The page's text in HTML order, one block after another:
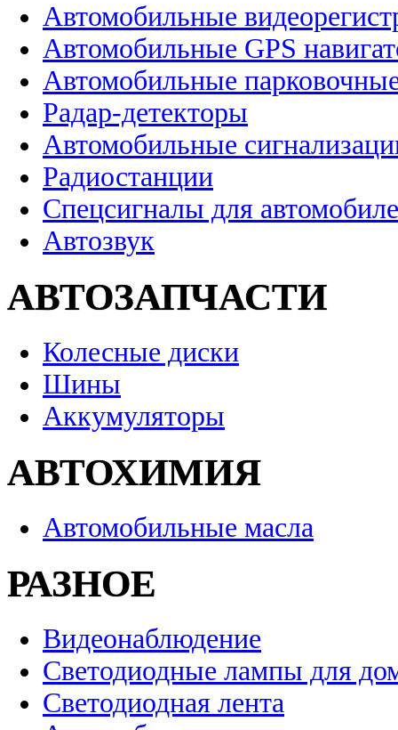
Автомобильные
Автомобильные GPS
Автомобильные
Радар-детекторы
Автомобильные
Радиостанции
Спецсигналы для
Автозвук
АВТОЗАПЧАСТИ
Колесные диски
Шины
Аккумуляторы
АВТОХИМИЯ
Автомобильные масла
РАЗНОЕ
Видеонаблюдение
Светодиодные лампы для
Светодиодная лента